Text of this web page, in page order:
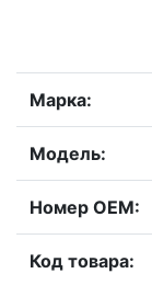
Марка:
Модель:
Номер OEM:
Код товара: